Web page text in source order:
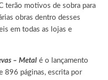
terão motivos de sobra para
obras dentro desses
em todas as lojas e
– Metal é o lançamento
896 páginas, escrita por